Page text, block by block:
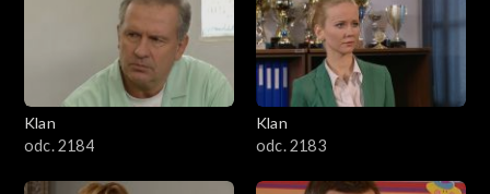
1801–1900
1701–1800
1601–1700
1501–1600
Klan
odc. 2184
Klan
odc. 2183